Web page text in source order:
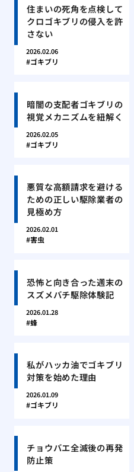
住まいの死角を点検して
クロゴキブリの侵入を許
さない
2026.02.06
ゴキブリ
暗闇の支配者ゴキブリの
視覚メカニズムを紐解く
2026.02.05
ゴキブリ
悪質な高額請求を避ける
ための正しい駆除業者の
見極め方
2026.02.01
害虫
恐怖と向き合った週末の
スズメバチ駆除体験記
2026.01.28
蜂
私がハッカ油でゴキブリ
対策を始めた理由
2026.01.09
ゴキブリ
チョウバエ全滅後の再発
防止策